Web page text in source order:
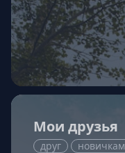
Мои друзья
друг новичкам